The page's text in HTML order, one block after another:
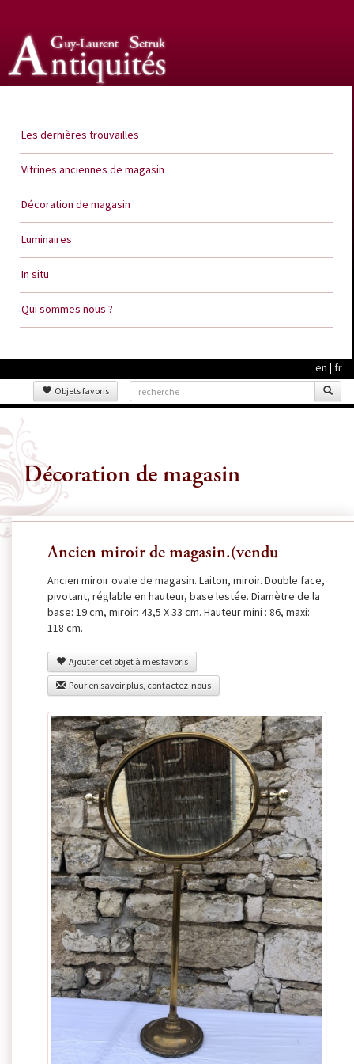
Les dernières trouvailles
Vitrines anciennes de magasin
Décoration de magasin
Luminaires
In situ
Qui sommes nous ?
en | fr
Objets favoris
Décoration de magasin
Ancien miroir de magasin.(vendu
Ancien miroir ovale de magasin. Laiton, miroir. Double face,
pivotant, réglable en hauteur, base lestée. Diamètre de la
base: 19 cm, miroir: 43,5 X 33 cm. Hauteur mini : 86, maxi:
118 cm.
Ajouter cet objet à mes favoris
Pour en savoir plus, contactez-nous